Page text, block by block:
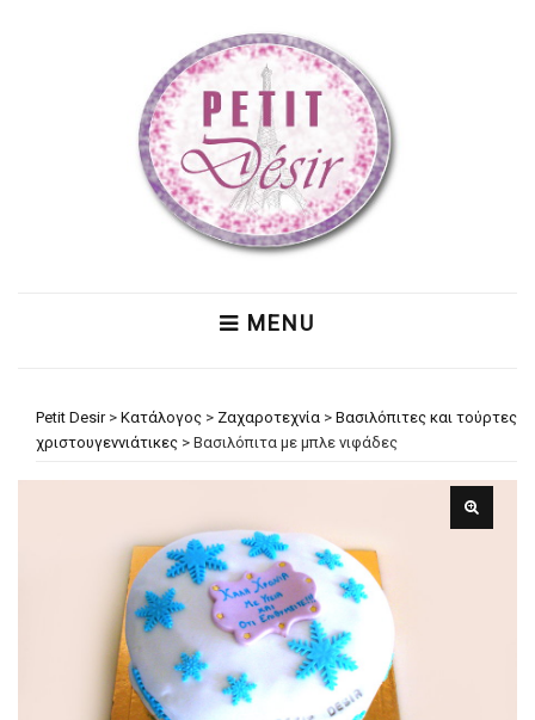
MENU
Petit Desir> Κατάλογος > Ζαχαροτεχνία > Βασιλόπιτες και τούρτες
χριστουγεννιάτικες > Βασιλόπιτα με μπλε νιφάδες